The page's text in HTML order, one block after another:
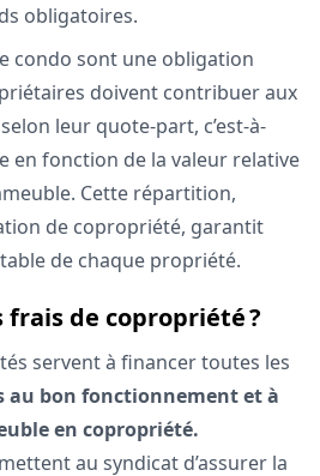
obligatoires.
condo sont une obligation
doivent contribuer aux
leur quote-part, c’est-à-
en fonction de la valeur relative
Cette répartition,
de copropriété, garantit
de chaque propriété.
frais de copropriété ?
servent à financer toutes les
au bon fonctionnement et à
en copropriété.
au syndicat d’assurer la